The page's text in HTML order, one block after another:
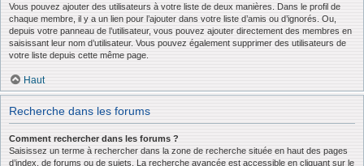
Vous pouvez ajouter des utilisateurs à votre liste de deux manières. Dans le profil de
chaque membre, il y a un lien pour l’ajouter dans votre liste d’amis ou d’ignorés. Ou,
depuis votre panneau de l’utilisateur, vous pouvez ajouter directement des membres en
saisissant leur nom d’utilisateur. Vous pouvez également supprimer des utilisateurs de
votre liste depuis cette même page.
Haut
Recherche dans les forums
Comment rechercher dans les forums ?
Saisissez un terme à rechercher dans la zone de recherche située en haut des pages
d’index, de forums ou de sujets. La recherche avancée est accessible en cliquant sur le